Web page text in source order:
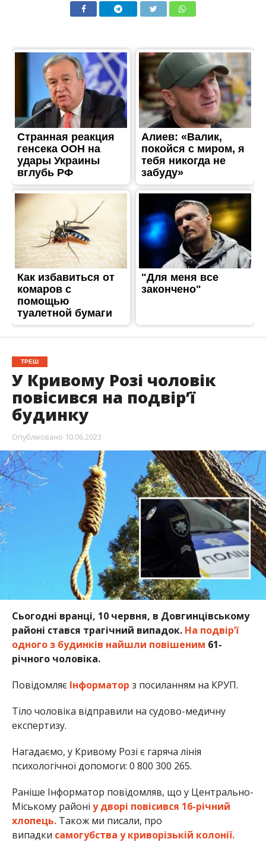
ТРЕШ
У Кривому Розі чоловік
повісився на подвір’ї
будинку
Опубліковано 10.06.2023
Сьогодні вранці, 10 червня, в Довгинцівському
районі стався трагічний випадок. На подвір’ї
одного з будинків найшли повішеним 61-
річного чоловіка.
Повідомляє Інформатор з посиланням на КРУП.
Тіло чоловіка відправили на судово-медичну
експертизу.
Нагадаємо, у Кривому Розі є гаряча лінія
психологічної допомоги: 0 800 300 265.
Раніше Інформатор повідомляв, що у Центрально-
Міському районі у дворі повісився 16-річний
хлопець.Також ми писали, про
випадки самогубства у криворізькій колонії.